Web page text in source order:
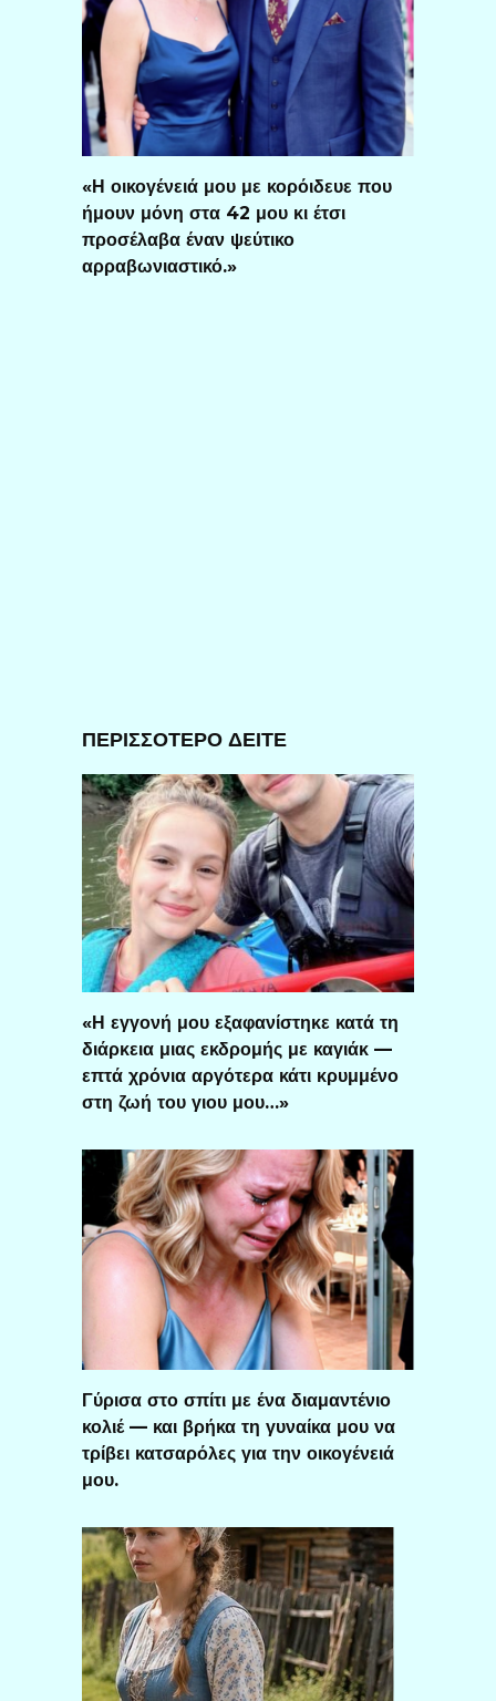
«Η οικογένειά μου με κορόιδευε που
ήμουν μόνη στα 42 μου κι έτσι
προσέλαβα έναν ψεύτικο
αρραβωνιαστικό.»
ΠΕΡΙΣΣΟΤΕΡΟ ΔΕΙΤΕ
«Η εγγονή μου εξαφανίστηκε κατά τη
διάρκεια μιας εκδρομής με καγιάκ —
επτά χρόνια αργότερα κάτι κρυμμένο
στη ζωή του γιου μου…»
Γύρισα στο σπίτι με ένα διαμαντένιο
κολιέ — και βρήκα τη γυναίκα μου να
τρίβει κατσαρόλες για την οικογένειά
μου.